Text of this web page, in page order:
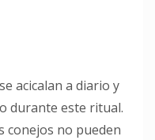
acicalan a diario y
durante este ritual.
conejos no pueden